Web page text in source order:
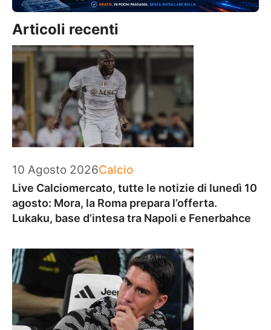
Articoli recenti
10 Agosto 2026Categorie
Calcio
Live Calciomercato, tutte le notizie di lunedì 10
agosto: Mora, la Roma prepara l’offerta.
Lukaku, base d’intesa tra Napoli e Fenerbahce